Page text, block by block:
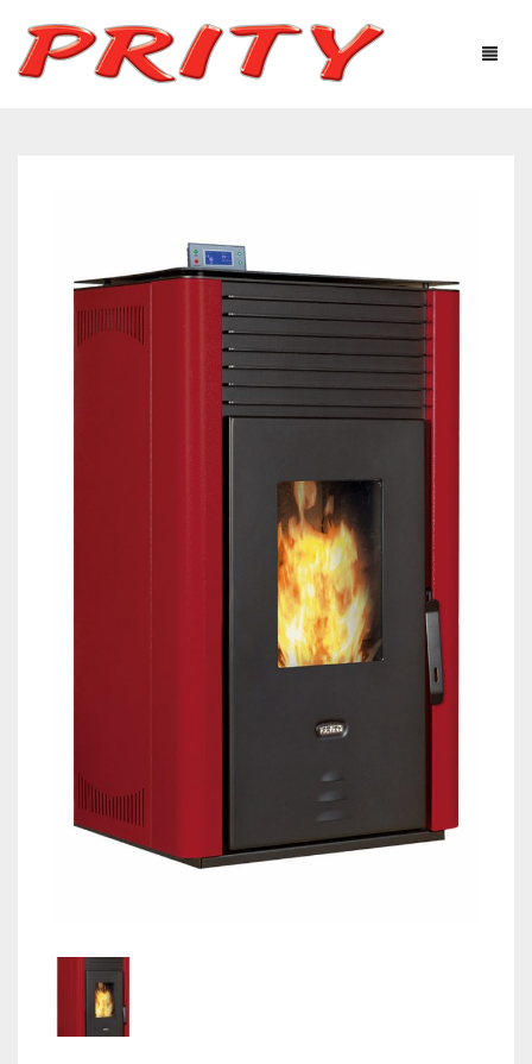
ΤΕΧΝΟΛΟΓΙΚΌΣ ΕΞΟΠΛΙΣΜΌΣ
ΧΡΉΣΙΜΕΣ ΠΛΗΡΟΦΟΡΊΕΣ
ΦΩΤΟΓΡΑΦΙΕΣ – ΓΚΑΛΕΡΊ